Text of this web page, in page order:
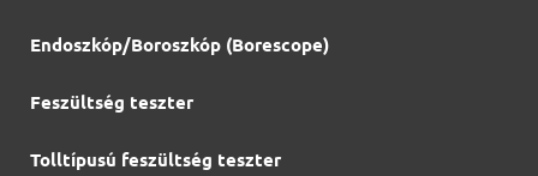
Endoszkóp/Boroszkóp (Borescope)
Feszültség teszter
Tolltípusú feszültség teszter